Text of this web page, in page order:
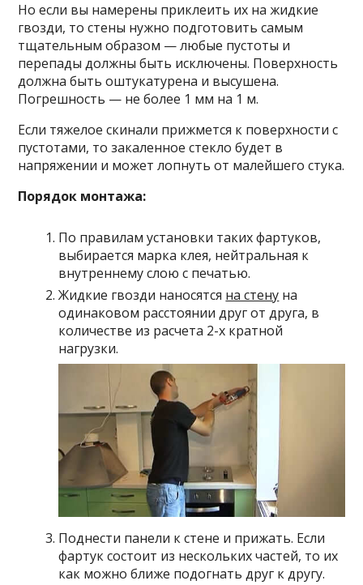
Но если вы намерены приклеить их на жидкие
гвозди, то стены нужно подготовить самым
тщательным образом — любые пустоты и
перепады должны быть исключены. Поверхность
должна быть оштукатурена и высушена.
Погрешность — не более 1 мм на 1 м.
Если тяжелое скинали прижмется к поверхности с
пустотами, то закаленное стекло будет в
напряжении и может лопнуть от малейшего стука.
Порядок монтажа:
По правилам установки таких фартуков,
выбирается марка клея, нейтральная к
внутреннему слою с печатью.
Жидкие гвозди наносятся на стену на
одинаковом расстоянии друг от друга, в
количестве из расчета 2-х кратной
нагрузки.
Поднести панели к стене и прижать. Если
фартук состоит из нескольких частей, то их
как можно ближе подогнать друг к другу.